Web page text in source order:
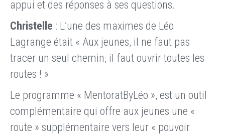
appui et des réponses à ses questions.
Christelle : L’une des maximes de Léo
Lagrange était « Aux jeunes, il ne faut pas
tracer un seul chemin, il faut ouvrir toutes les
routes ! »
Le programme « MentoratByLéo », est un outil
complémentaire qui offre aux jeunes une «
route » supplémentaire vers leur « pouvoir